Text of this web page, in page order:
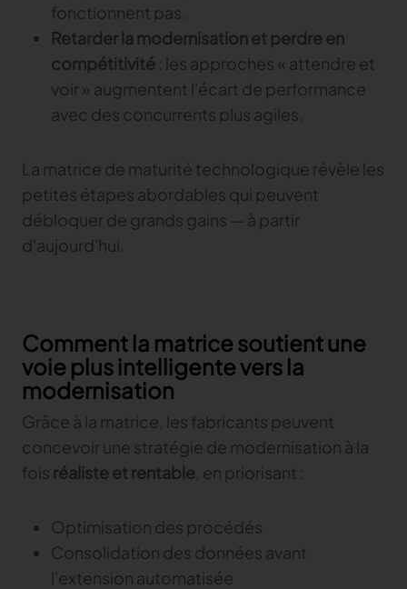
fonctionnent pas.
Retarder la modernisation et perdre en
compétitivité : les approches « attendre et
voir » augmentent l'écart de performance
avec des concurrents plus agiles.
La matrice de maturité technologique révèle les
petites étapes abordables qui peuvent
débloquer de grands gains — à partir
d'aujourd'hui.
Comment la matrice soutient une
voie plus intelligente vers la
modernisation
Grâce à la matrice, les fabricants peuvent
concevoir une stratégie de modernisation à la
fois réaliste et rentable, en priorisant :
Optimisation des procédés
Consolidation des données avant
l'extension automatisée